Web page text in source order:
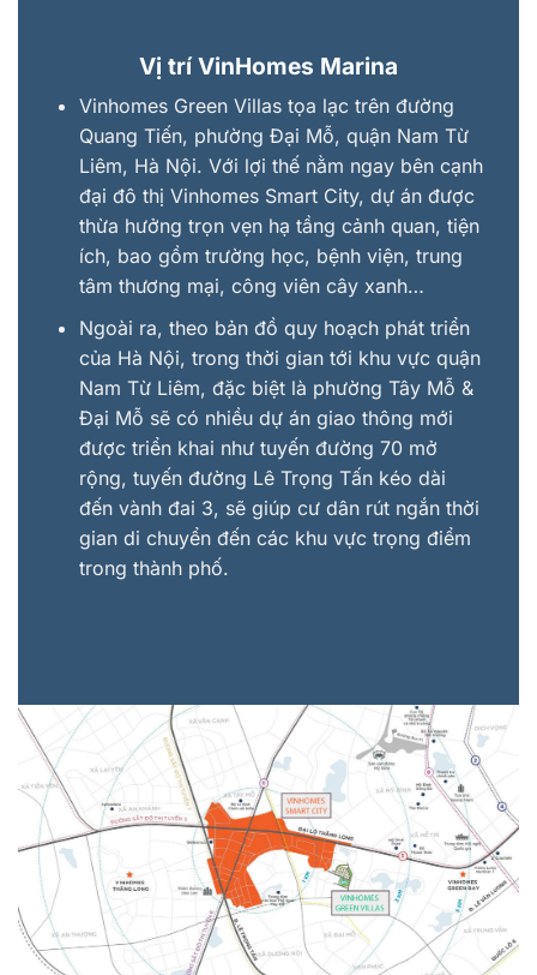
Vị trí VinHomes Marina
Vinhomes Green Villas tọa lạc trên đường
Quang Tiến, phường Đại Mỗ, quận Nam Từ
Liêm, Hà Nội. Với lợi thế nằm ngay bên cạnh
đại đô thị Vinhomes Smart City, dự án được
thừa hưởng trọn vẹn hạ tầng cảnh quan, tiện
ích, bao gồm trường học, bệnh viện, trung
tâm thương mại, công viên cây xanh…
Ngoài ra, theo bản đồ quy hoạch phát triển
của Hà Nội, trong thời gian tới khu vực quận
Nam Từ Liêm, đặc biệt là phường Tây Mỗ &
Đại Mỗ sẽ có nhiều dự án giao thông mới
được triển khai như tuyến đường 70 mở
rộng, tuyến đường Lê Trọng Tấn kéo dài
đến vành đai 3, sẽ giúp cư dân rút ngắn thời
gian di chuyển đến các khu vực trọng điểm
trong thành phố.